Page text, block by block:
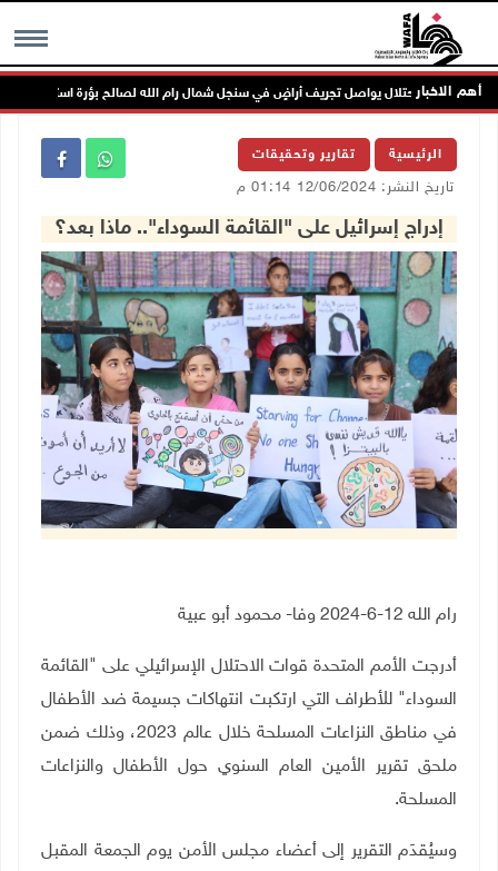
MENU أهم الاخبار
الاحتلال يواصل تجريف أراضٍ في سنجل شمال رام الله لصالح بؤرة استعمارية
الرئيسية تقارير وتحقيقات
تاريخ النشر: 12/06/2024 01:14 م
إدراج إسرائيل على "القائمة السوداء".. ماذا بعد؟
رام الله 12-6-2024 وفا- محمود أبو عبية
أدرجت الأمم المتحدة قوات الاحتلال الإسرائيلي على "القائمة
السوداء" للأطراف التي ارتكبت انتهاكات جسيمة ضد الأطفال
في مناطق النزاعات المسلحة خلال عالم 2023، وذلك ضمن
ملحق تقرير الأمين العام السنوي حول الأطفال والنزاعات
المسلحة.
وسيُقدَم التقرير إلى أعضاء مجلس الأمن يوم الجمعة المقبل